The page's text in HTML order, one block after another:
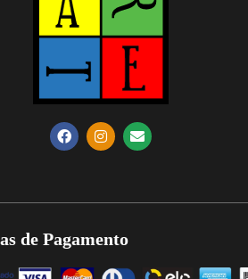
de Pagamento